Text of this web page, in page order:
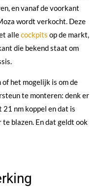
en vanaf de voorkant
wordt verkocht. Deze
allecockpits op de markt,
die bekend staat om
of het mogelijk is om de
te monteren: denk er
21 nm koppel en dat is
blazen. En dat geldt ook